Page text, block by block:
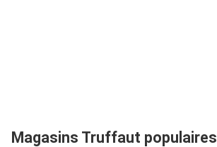
Magasins Truffaut populaires